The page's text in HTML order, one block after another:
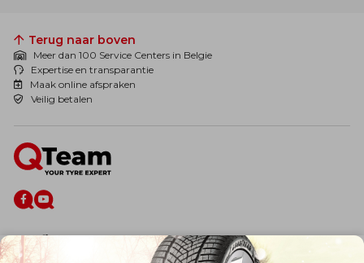
Terug naar boven
Meer dan 100 Service Centers in Belgie
Expertise en transparantie
Maak online afspraken
Veilig betalen
De firma
Wie zijn wij?